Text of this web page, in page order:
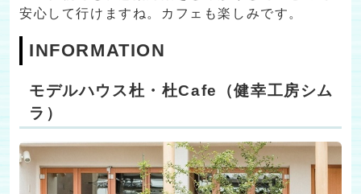
安心して行けますね。カフェも楽しみです。
INFORMATION
モデルハウス杜・杜Cafe（健幸工房シム
ラ）